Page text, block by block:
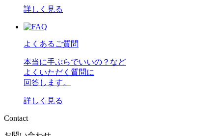
詳しく見る
よくあるご質問
本当に手ぶらでいいの？など
よくいただく質問に
回答します。
詳しく見る
Contact